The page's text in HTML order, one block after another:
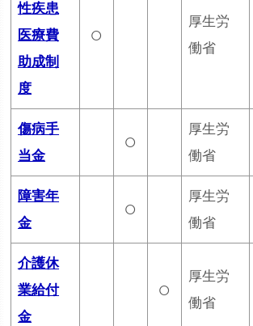
性疾患
医療費
助成制
度
○
厚生労
働省
傷病手
当金
○
厚生労
働省
障害年
金
○
厚生労
働省
介護休
業給付
金
○
厚生労
働省